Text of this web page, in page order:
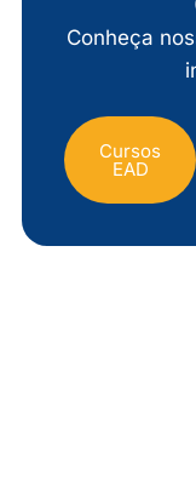
Conheça
Cursos
EAD